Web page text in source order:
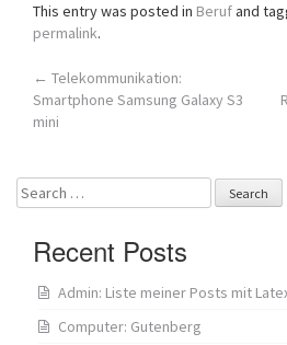
This entry was posted in Berufand
permalink.
Post
navigation
← Telekommunikation:
Smartphone Samsung Galaxy S3
mini
Search
for:
Recent Posts
Admin: Liste meiner Posts mit
Computer: Gutenberg